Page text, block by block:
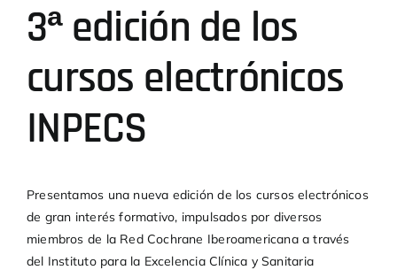
3ª edición de los
cursos electrónicos
INPECS
Presentamos una nueva edición de los cursos electrónicos
de gran interés formativo, impulsados por diversos
miembros de la Red Cochrane Iberoamericana a través
del Instituto para la Excelencia Clínica y Sanitaria